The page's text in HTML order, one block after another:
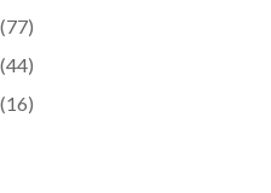
(77)
(44)
(16)